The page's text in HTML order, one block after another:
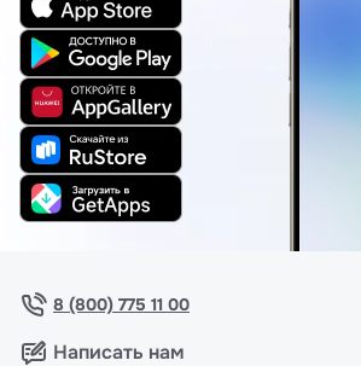
8 (800) 775 11 00
Написать нам